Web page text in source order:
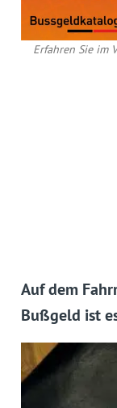
Erfahren Sie im
Auf dem
Bußgeld ist